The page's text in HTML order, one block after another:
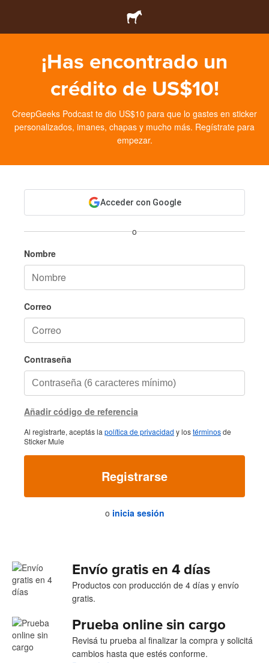
¡Has encontrado un
crédito de US$10!
CreepGeeks Podcast te dio US$10 para que lo gastes en sticker
personalizados, imanes, chapas y mucho más. Regístrate para
empezar.
Acceder con Google
o
Nombre
Correo
Contraseña
Añadir código de referencia
Al registrarte, aceptás la política de privacidad y lostérminosde
Sticker Mule
Registrarse
o inicia sesión
Envío gratis en 4 días
Productos con producción de 4 días y envío
gratis.
Prueba online sin cargo
Revisá tu prueba al finalizar la compra y solicitá
cambios hasta que estés conforme.